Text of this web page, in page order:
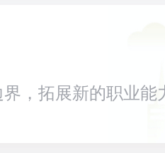
，拓展新的职业能